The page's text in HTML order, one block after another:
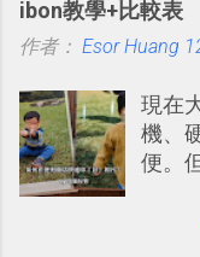
保持
台，
戶 。
改造
程看
張資
書時
規劃
圖」
多問
稱
ibon教學+比較表
作者： Esor Huang
現在
機、
便。
要